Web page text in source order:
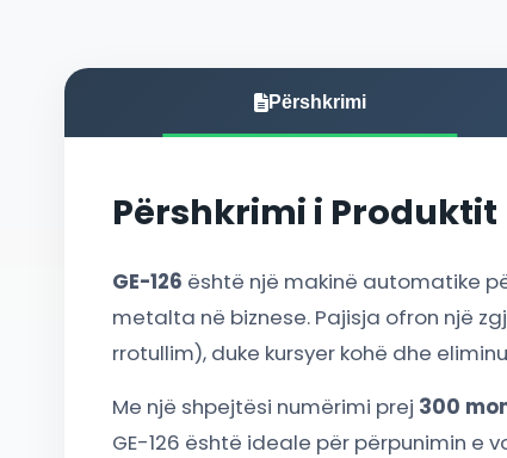
Përshkrimi
Përshkrimi i Produktit
GE-126 është një makinë automatike
metalta në biznese. Pajisja ofron një
rrotullim), duke kursyer kohë dhe
Me një shpejtësi numërimi prej 300
GE-126 është ideale për përpunimin e